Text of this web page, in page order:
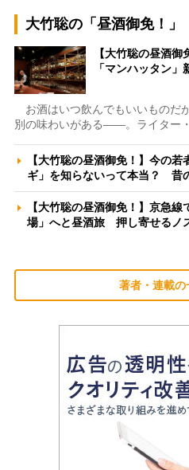
大竹聡の「昼酒御免！」
【大竹聡の昼酒御
「マンハッタン
お酒はいつ飲んでもいいものだ
別の味わいがある――。ライター
【大竹聡の昼酒御免！】今の
ギ」を知らないって本当？ 昔
【大竹聡の昼酒御免！】京急
場」へと昼酒旅 押し寄せるノ
著者・連載の